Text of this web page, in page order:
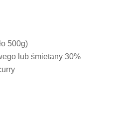
500g)
lub śmietany 30%